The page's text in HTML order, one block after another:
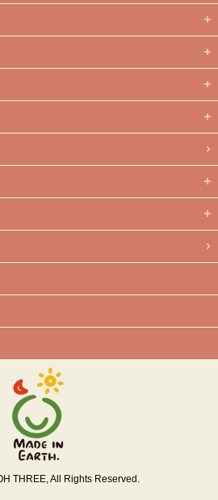
THREE, All Rights Reserved.